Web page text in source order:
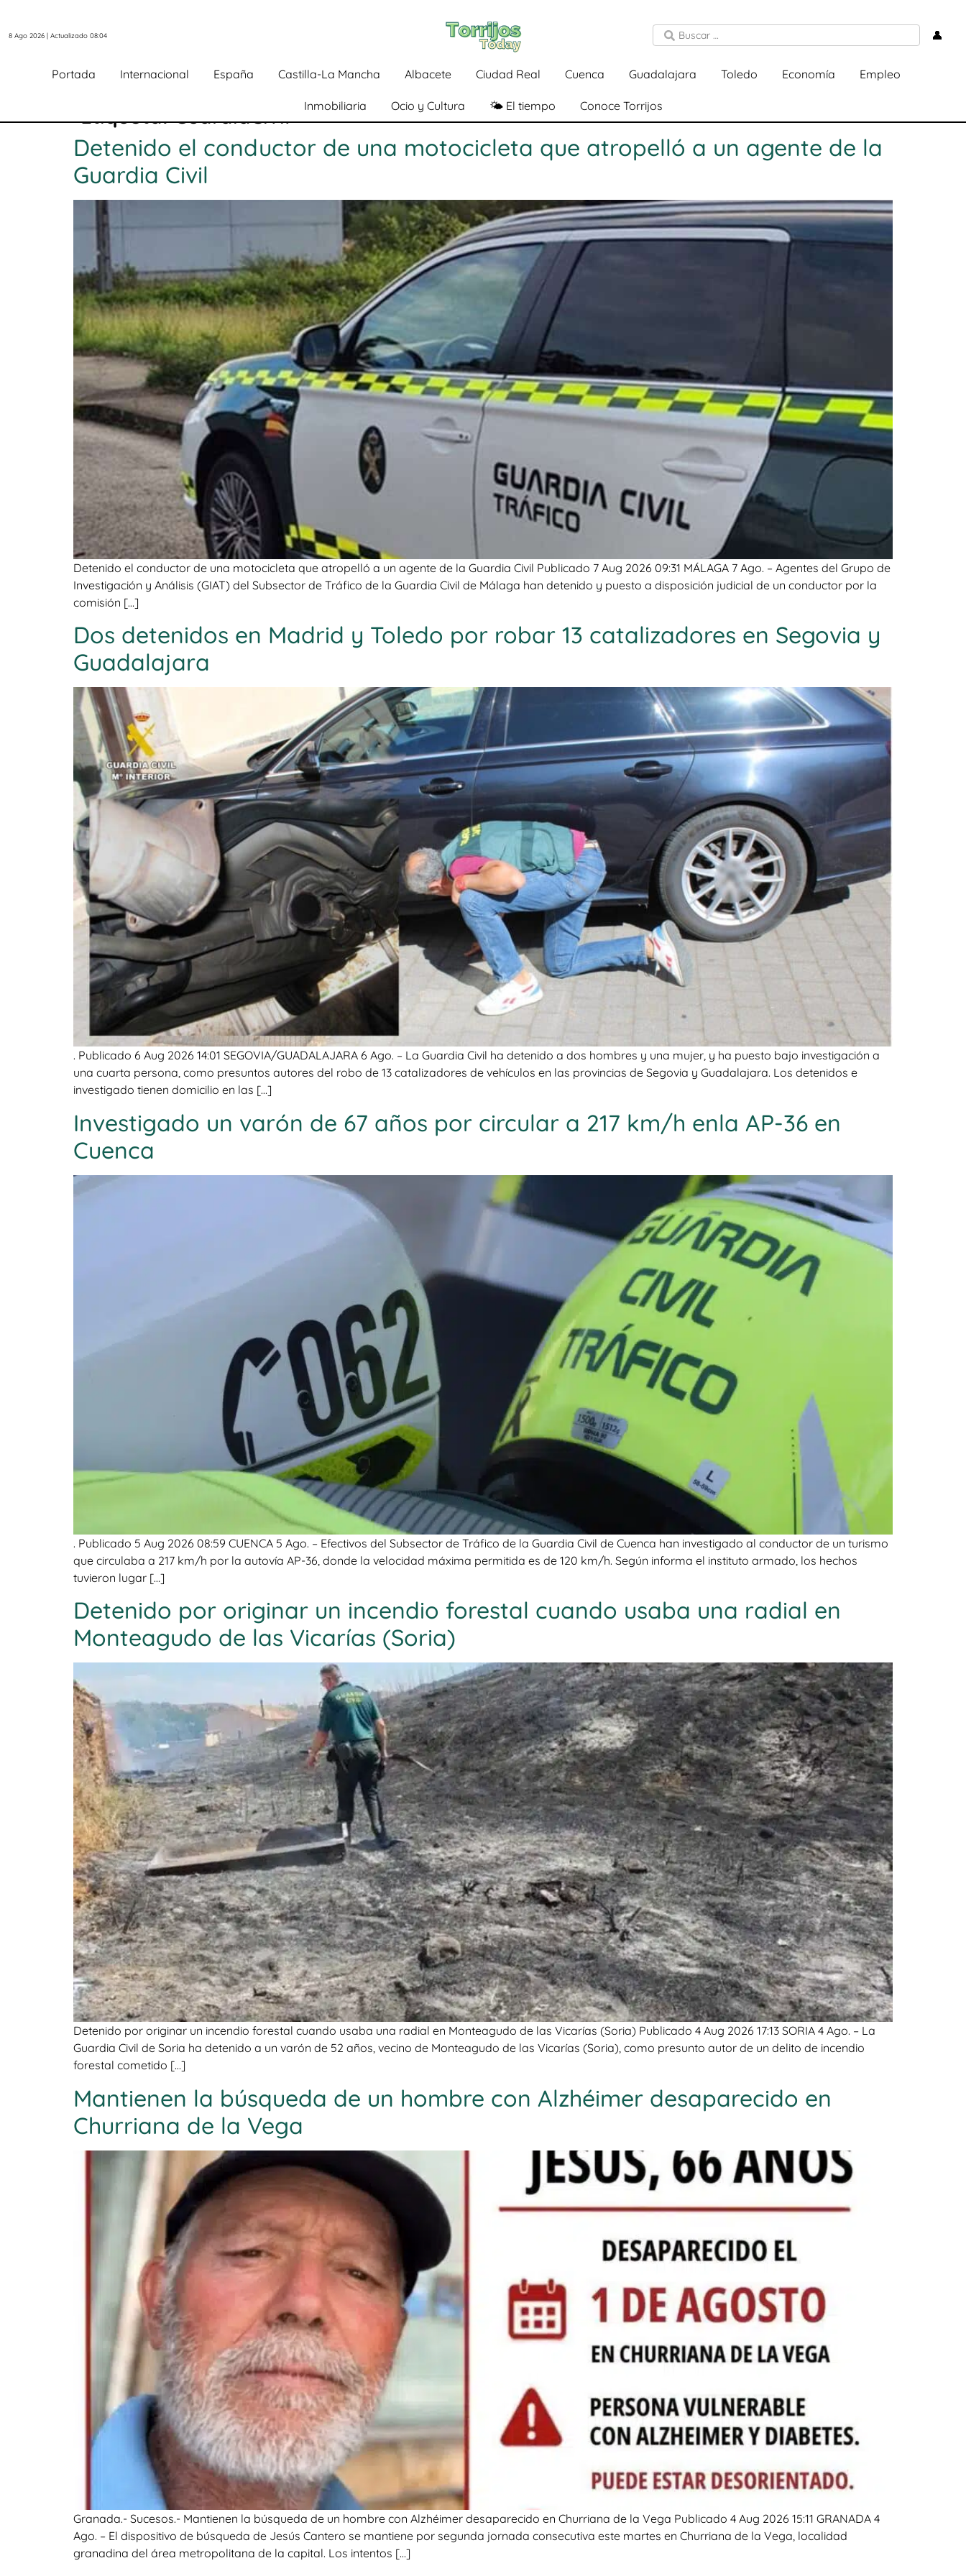
8 Ago 2026 | Actualizado 08:04 👤
Portada Internacional España Castilla-La Mancha Albacete Ciudad Real Cuenca Guadalajara Toledo Economía Empleo
Inmobiliaria Ocio y Cultura 🌤️ El tiempo Conoce Torrijos
Etiqueta:GuardiaCivil
Detenido el conductor de una motocicleta que atropelló a un agente de la
Guardia Civil
Detenido el conductor de una motocicleta que atropelló a un agente de la Guardia Civil Publicado 7 Aug 2026 09:31 MÁLAGA 7 Ago. – Agentes del Grupo de
Investigación y Análisis (GIAT) del Subsector de Tráfico de la Guardia Civil de Málaga han detenido y puesto a disposición judicial de un conductor por la
comisión […]
Dos detenidos en Madrid y Toledo por robar 13 catalizadores en Segovia y
Guadalajara
. Publicado 6 Aug 2026 14:01 SEGOVIA/GUADALAJARA 6 Ago. – La Guardia Civil ha detenido a dos hombres y una mujer, y ha puesto bajo investigación a
una cuarta persona, como presuntos autores del robo de 13 catalizadores de vehículos en las provincias de Segovia y Guadalajara. Los detenidos e
investigado tienen domicilio en las […]
Investigado un varón de 67 años por circular a 217 km/h enla AP-36 en
Cuenca
. Publicado 5 Aug 2026 08:59 CUENCA 5 Ago. – Efectivos del Subsector de Tráfico de la Guardia Civil de Cuenca han investigado al conductor de un turismo
que circulaba a 217 km/h por la autovía AP-36, donde la velocidad máxima permitida es de 120 km/h. Según informa el instituto armado, los hechos
tuvieron lugar […]
Detenido por originar un incendio forestal cuando usaba una radial en
Monteagudo de las Vicarías (Soria)
Detenido por originar un incendio forestal cuando usaba una radial en Monteagudo de las Vicarías (Soria) Publicado 4 Aug 2026 17:13 SORIA 4 Ago. – La
Guardia Civil de Soria ha detenido a un varón de 52 años, vecino de Monteagudo de las Vicarías (Soria), como presunto autor de un delito de incendio
forestal cometido […]
Mantienen la búsqueda de un hombre con Alzhéimer desaparecido en
Churriana de la Vega
Granada.- Sucesos.- Mantienen la búsqueda de un hombre con Alzhéimer desaparecido en Churriana de la Vega Publicado 4 Aug 2026 15:11 GRANADA 4
Ago. – El dispositivo de búsqueda de Jesús Cantero se mantiene por segunda jornada consecutiva este martes en Churriana de la Vega, localidad
granadina del área metropolitana de la capital. Los intentos […]